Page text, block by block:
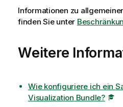
Informationen zu
finden Sie unter
Weitere
Wie konfiguriere ich ein
Visualization Bundle?